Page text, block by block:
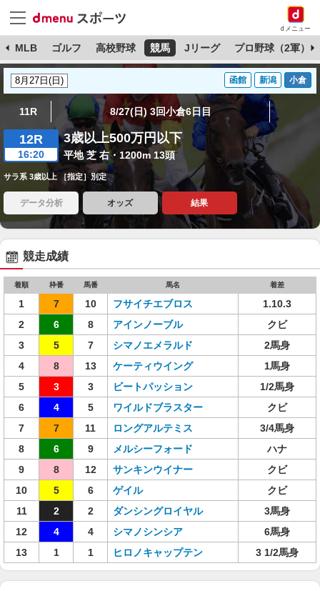
dメニュー
MLB ゴルフ 高校野球 競馬 Jリーグ プロ野球（2軍）
函館 新潟 小倉
11R 8/27(日) 3回小倉6日目
12R
16:20
3歳以上500万円以下
平地 芝 右・1200m 13頭
サラ系 3歳以上 ［指定］別定
データ分析 オッズ 結果
競走成績
着順 枠番 馬番 馬名 着差
1 7 10 フサイチエブロス
1.10.3
2
6 8 アインノーブル
クビ
3
5 7 シマノエメラルド
2馬身
4
8 13 ケーティウイング
1馬身
5
3 3 ビートパッション
1/2馬身
6
4 5 ワイルドブラスター
クビ
7
7 11 ロングアルテミス
3/4馬身
8
6 9 メルシーフォード
ハナ
9
8 12 サンキンウイナー
クビ
10
5 6 ゲイル
クビ
11
2 2 ダンシングロイヤル
3馬身
12
4 4 シマノシンシア
6馬身
13
1 1 ヒロノキャップテン 3 1/2馬身